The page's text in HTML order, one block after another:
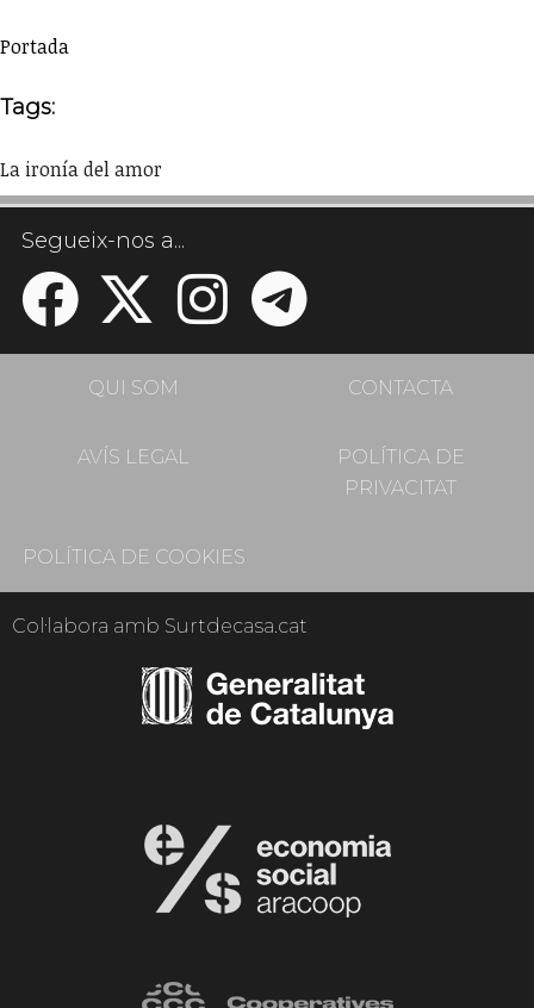
Portada
Tags:
La ironía del amor
Segueix-nos a...
QUI SOM CONTACTA
AVÍS LEGAL
POLÍTICA DE
PRIVACITAT
POLÍTICA DE COOKIES
Col·labora amb Surtdecasa.cat